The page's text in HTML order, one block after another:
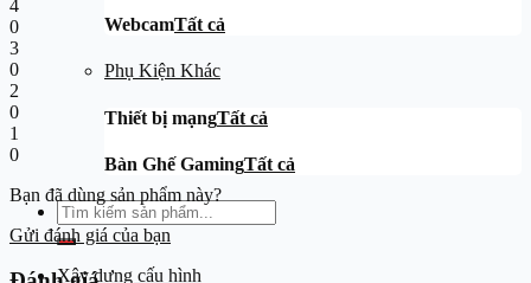
WebcamTất cả
Phụ Kiện Khác
Thiết bị mạngTất cả
Bàn Ghế GamingTất cả
Tìm
kiếm:
Xây dựng cấu hình
4
0
3
0
2
0
1
0
Bạn đã dùng sản phẩm này?
Gửi đánh giá của bạn